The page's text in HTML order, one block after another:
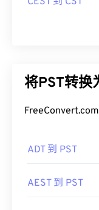
将PST转换
ADT 到 PST
AEST 到 PST